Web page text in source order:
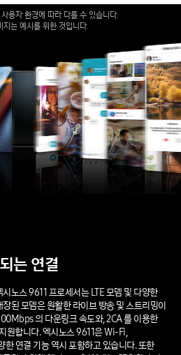
용자 환경에 따라 다를 수 있습니다.
지는 예시를 위한 것입니다.
는연결
노스 9611 프로세서는 LTE 모뎀 및 다양한
된 모뎀은 원활한 라이브 방송 및 스트리밍이
의 다운링크 속도와, 2CA 를 이용한
원합니다. 엑시노스 9611은 Wi-Fi,
연결 기능 역시 포함하고 있습니다. 또한